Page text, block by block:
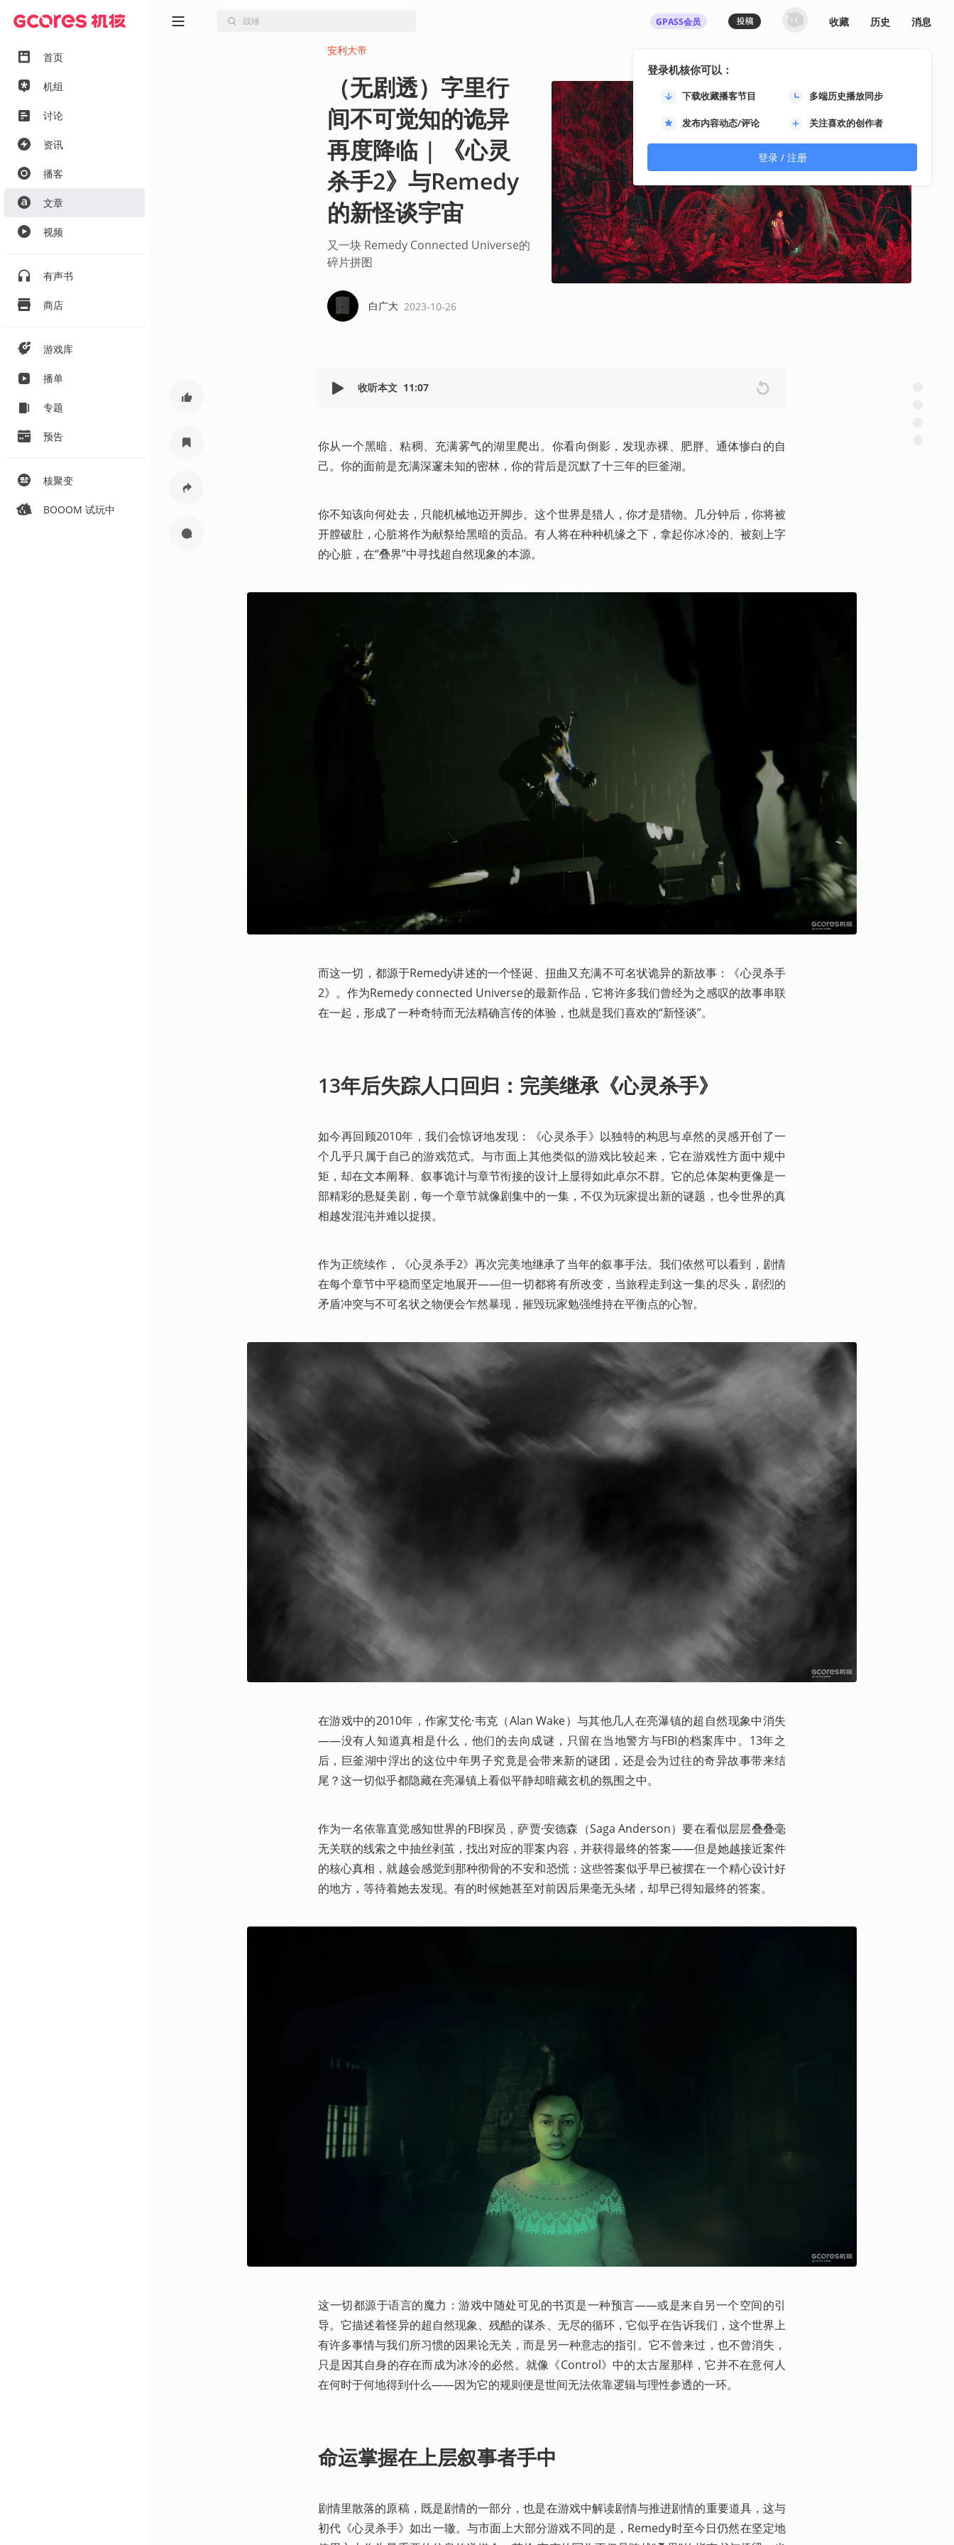
首页
机组
讨论
资讯
播客
文章
视频
有声书
商店
游戏库
播单
专题
预告
核聚变
BOOOM 试玩中
GPASS会员
登录机核你可以：
下载收藏播客节目 多端历史播放同步
发布内容动态/评论 关注喜欢的创作者
登录 / 注册
收藏 历史 消息
安利大帝
（无剧透）字里行
间不可觉知的诡异
再度降临 | 《心灵
杀手2》与Remedy
的新怪谈宇宙
又一块 Remedy Connected Universe的
碎片拼图
白广大 2023-10-26
收听本文 11:07
你从一个黑暗、粘稠、充满雾气的湖里爬出。你看向倒影，发现赤裸、肥胖、通体惨白的自
己。你的面前是充满深邃未知的密林，你的背后是沉默了十三年的巨釜湖。
你不知该向何处去，只能机械地迈开脚步。这个世界是猎人，你才是猎物。几分钟后，你将被
开膛破肚，心脏将作为献祭给黑暗的贡品。有人将在种种机缘之下，拿起你冰冷的、被刻上字
的心脏，在“叠界”中寻找超自然现象的本源。
而这一切，都源于Remedy讲述的一个怪诞、扭曲又充满不可名状诡异的新故事：《心灵杀手
2》。作为Remedy connected Universe的最新作品，它将许多我们曾经为之感叹的故事串联
在一起，形成了一种奇特而无法精确言传的体验，也就是我们喜欢的“新怪谈”。
13年后失踪人口回归：完美继承《心灵杀手》
如今再回顾2010年，我们会惊讶地发现：《心灵杀手》以独特的构思与卓然的灵感开创了一
个几乎只属于自己的游戏范式。与市面上其他类似的游戏比较起来，它在游戏性方面中规中
矩，却在文本阐释、叙事诡计与章节衔接的设计上显得如此卓尔不群。它的总体架构更像是一
部精彩的悬疑美剧，每一个章节就像剧集中的一集，不仅为玩家提出新的谜题，也令世界的真
相越发混沌并难以捉摸。
作为正统续作，《心灵杀手2》再次完美地继承了当年的叙事手法。我们依然可以看到，剧情
在每个章节中平稳而坚定地展开——但一切都将有所改变，当旅程走到这一集的尽头，剧烈的
矛盾冲突与不可名状之物便会乍然暴现，摧毁玩家勉强维持在平衡点的心智。
在游戏中的2010年，作家艾伦·韦克（Alan Wake）与其他几人在亮瀑镇的超自然现象中消失
——没有人知道真相是什么，他们的去向成谜，只留在当地警方与FBI的档案库中。13年之
后，巨釜湖中浮出的这位中年男子究竟是会带来新的谜团，还是会为过往的奇异故事带来结
尾？这一切似乎都隐藏在亮瀑镇上看似平静却暗藏玄机的氛围之中。
作为一名依靠直觉感知世界的FBI探员，萨贾·安德森（Saga Anderson）要在看似层层叠叠毫
无关联的线索之中抽丝剥茧，找出对应的罪案内容，并获得最终的答案——但是她越接近案件
的核心真相，就越会感觉到那种彻骨的不安和恐慌：这些答案似乎早已被摆在一个精心设计好
的地方，等待着她去发现。有的时候她甚至对前因后果毫无头绪，却早已得知最终的答案。
这一切都源于语言的魔力：游戏中随处可见的书页是一种预言——或是来自另一个空间的引
导。它描述着怪异的超自然现象、残酷的谋杀、无尽的循环，它似乎在告诉我们，这个世界上
有许多事情与我们所习惯的因果论无关，而是另一种意志的指引。它不曾来过，也不曾消失，
只是因其自身的存在而成为冰冷的必然。就像《Control》中的太古屋那样，它并不在意何人
在何时于何地得到什么——因为它的规则便是世间无法依靠逻辑与理性参透的一环。
命运掌握在上层叙事者手中
剧情里散落的原稿，既是剧情的一部分，也是在游戏中解读剧情与推进剧情的重要道具，这与
初代《心灵杀手》如出一辙。与市面上大部分游戏不同的是，Remedy时至今日仍然在坚定地